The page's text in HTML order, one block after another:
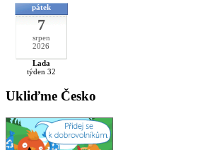
pátek
7
srpen
2026
Lada
týden 32
Ukliďme Česko